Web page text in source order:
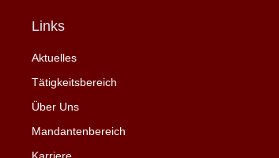
Links
Aktuelles
Tätigkeitsbereich
Über Uns
Mandantenbereich